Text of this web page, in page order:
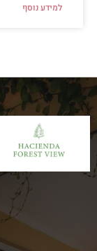
למידע נוסף